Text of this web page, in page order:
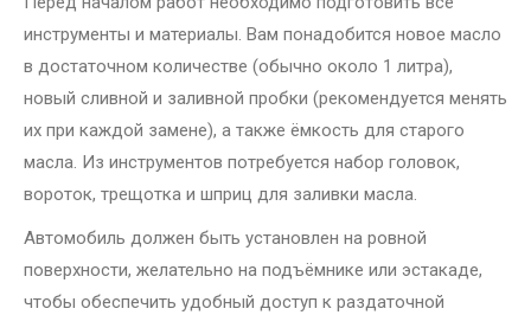
инструменты и материалы. Вам понадобится новое масло
в достаточном количестве (обычно около 1 литра),
новый сливной и заливной пробки (рекомендуется менять
их при каждой замене), а также ёмкость для старого
масла. Из инструментов потребуется набор головок,
вороток, трещотка и шприц для заливки масла.
Автомобиль должен быть установлен на ровной
поверхности, желательно на подъёмнике или эстакаде,
чтобы обеспечить удобный доступ к раздаточной